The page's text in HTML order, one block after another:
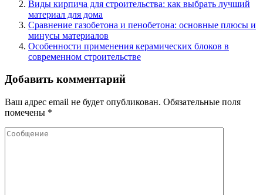
Виды кирпича для строительства: как выбрать лучший
материал для дома
Сравнение газобетона и пенобетона: основные плюсы и
минусы материалов
Особенности применения керамических блоков в
современном строительстве
Добавить комментарий
Ваш адрес email не будет опубликован. Обязательные поля
помечены *